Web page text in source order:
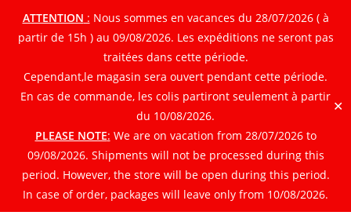
ATTENTION : Nous sommes en vacances du 28/07/2026 ( à
partir de 15h ) au 09/08/2026. Les expéditions ne seront pas
traitées dans cette période.
Cependant,le magasin sera ouvert pendant cette période.
En cas de commande, les colis partiront seulement à partir
du 10/08/2026.
PLEASE NOTE: We are on vacation from 28/07/2026 to
09/08/2026. Shipments will not be processed during this
period. However, the store will be open during this period.
In case of order, packages will leave only from 10/08/2026.
✕